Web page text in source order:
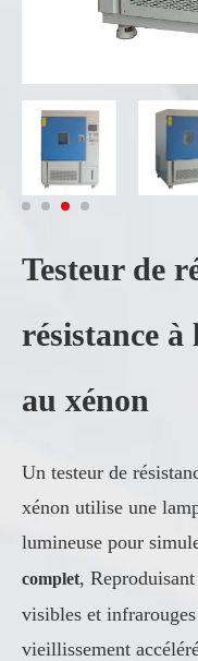
Testeur de
résistance
au xénon
Un testeur de
xénon utilise une
lumineuse pour
complet,
visibles et
vieillissement